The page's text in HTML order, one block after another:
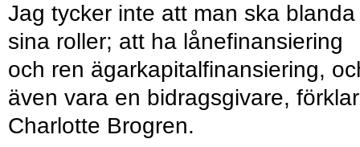
Jag tycker inte att man ska blanda
sina roller; att ha lånefinansiering
och ren ägarkapitalfinansiering,
även vara en bidragsgivare,
Charlotte Brogren.